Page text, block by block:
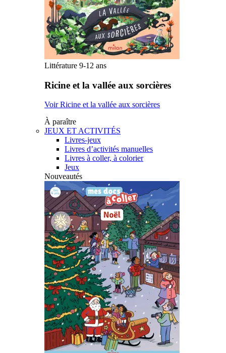
Littérature 9-12 ans
Ricine et la vallée aux sorcières
Voir Ricine et la vallée aux sorcières
À paraître
JEUX ET ACTIVITÉS
Livres-jeux
Livres d’activités manuelles
Livres à coller, à colorier
Jeux
Nouveautés